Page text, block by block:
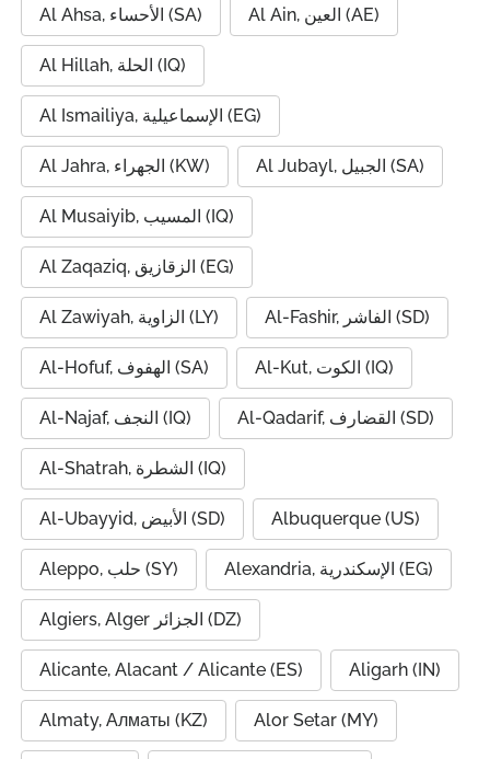
Al Ahsa, الأحساء (SA) Al Ain, العين (AE)
Al Hillah, الحلة (IQ)
Al Ismailiya, الإسماعيلية (EG)
Al Jahra, الجهراء (KW) Al Jubayl, الجبيل (SA)
Al Musaiyib, المسيب (IQ)
Al Zaqaziq, الزقازيق (EG)
Al Zawiyah, الزاوية (LY) Al-Fashir, الفاشر (SD)
Al-Hofuf, الهفوف (SA) Al-Kut, الكوت (IQ)
Al-Najaf, النجف (IQ) Al-Qadarif, القضارف (SD)
Al-Shatrah, الشطرة (IQ)
Al-Ubayyid, الأبيض (SD) Albuquerque (US)
Aleppo, حلب (SY) Alexandria, الإسكندرية (EG)
Algiers, Alger الجزائر (DZ)
Alicante, Alacant / Alicante (ES) Aligarh (IN)
Almaty, Алматы (KZ) Alor Setar (MY)